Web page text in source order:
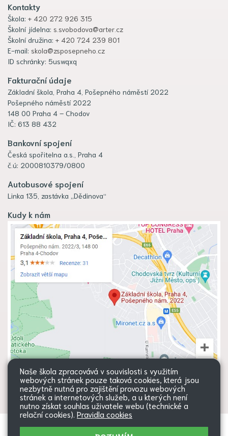
Kontakty
Škola: + 420 272 926 315
Školní jídelna: s.svobodova@arter.cz
Školní družina: + 420 724 239 801
E-mail: skola@zsposepneho.cz
ID schránky: 5uswqxq
Fakturační údaje
Základní škola, Praha 4, Pošepného náměstí 2022
Pošepného náměstí 2022
148 00 Praha 4 – Chodov
IČ: 613 88 432
Bankovní spojení
Česká spořitelna a.s., Praha 4
č.ú: 2000810379/0800
Autobusové spojení
Linka 135, zastávka „Dědinova“
Kudy k nám
Všechna práva vyhrazena. Copyright
Web školy
Naše škola zpracovává v souvislosti s využitím
webových stránek pouze taková cookies, která jsou
nezbytně nutná pro zajištění provozu webových
stránek a internetových služeb, a u kterých není
nutno získat souhlas uživatele webu (technické a
relační cookies). Pravidla cookies